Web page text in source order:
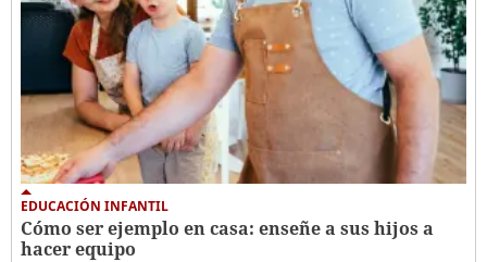
EDUCACIÓN INFANTIL
Cómo ser ejemplo en casa: enseñe a sus hijos a
hacer equipo